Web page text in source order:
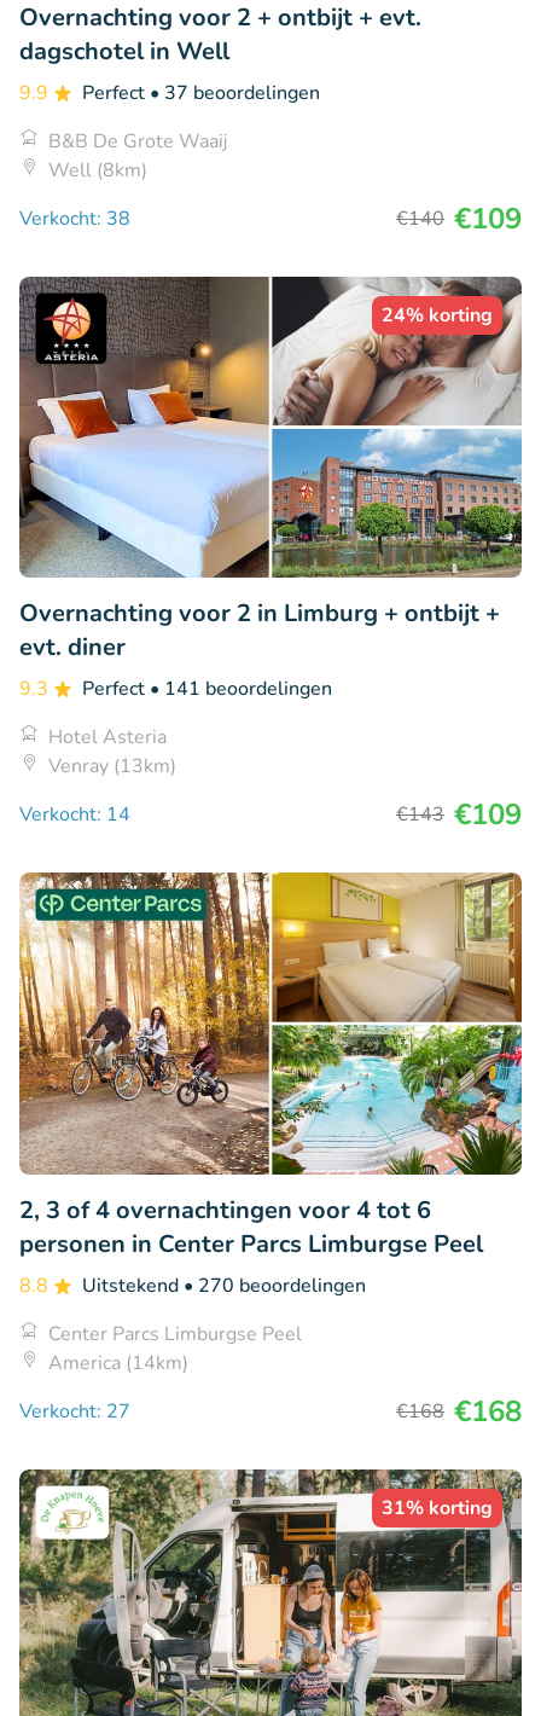
Overnachting voor 2 + ontbijt + evt.
dagschotel in Well
9.9 Perfect • 37 beoordelingen
B&B De Grote Waaij
Well (8km)
Verkocht: 38
€140 €109
24% korting
Overnachting voor 2 in Limburg + ontbijt +
evt. diner
9.3 Perfect • 141 beoordelingen
Hotel Asteria
Venray (13km)
Verkocht: 14
€143 €109
2, 3 of 4 overnachtingen voor 4 tot 6
personen in Center Parcs Limburgse Peel
8.8 Uitstekend • 270 beoordelingen
Center Parcs Limburgse Peel
America (14km)
Verkocht: 27
€168 €168
31% korting